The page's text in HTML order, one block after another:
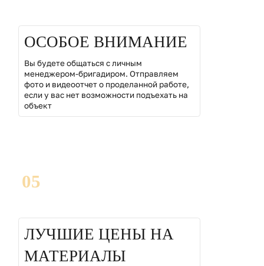
ОСОБОЕ ВНИМАНИЕ
Вы будете общаться с личным
менеджером-бригадиром. Отправляем
фото и видеоотчет о проделанной работе,
если у вас нет возможности подъехать на
объект
05
ЛУЧШИЕ ЦЕНЫ НА
МАТЕРИАЛЫ